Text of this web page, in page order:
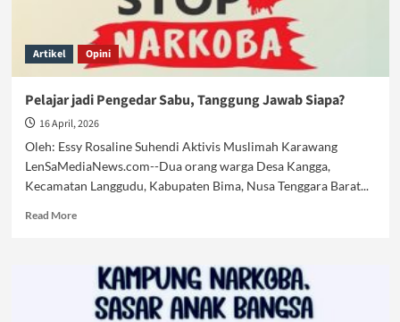
Artikel Opini
Pelajar jadi Pengedar Sabu, Tanggung Jawab Siapa?
16 April, 2026
Oleh: Essy Rosaline Suhendi Aktivis Muslimah Karawang
LenSaMediaNews.com--Dua orang warga Desa Kangga,
Kecamatan Langgudu, Kabupaten Bima, Nusa Tenggara Barat...
Read MoreRead
Pelajar
Pengedar
Sabu,